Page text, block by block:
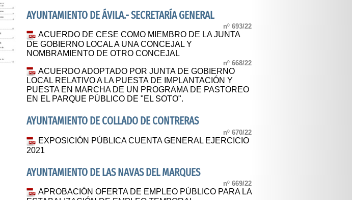
AYUNTAMIENTO DE ÁVILA.- SECRETARÍA GENERAL
nº 693/22
ACUERDO DE CESE COMO MIEMBRO DE LA JUNTA
DE GOBIERNO LOCAL A UNA CONCEJAL Y
NOMBRAMIENTO DE OTRO CONCEJAL
nº 668/22
ACUERDO ADOPTADO POR JUNTA DE GOBIERNO
LOCAL RELATIVO A LA PUESTA DE IMPLANTACIÓN Y
PUESTA EN MARCHA DE UN PROGRAMA DE PASTOREO
EN EL PARQUE PÚBLICO DE "EL SOTO".
AYUNTAMIENTO DE COLLADO DE CONTRERAS
nº 670/22
EXPOSICIÓN PÚBLICA CUENTA GENERAL EJERCICIO
2021
AYUNTAMIENTO DE LAS NAVAS DEL MARQUES
nº 669/22
APROBACIÓN OFERTA DE EMPLEO PÚBLICO PARA LA